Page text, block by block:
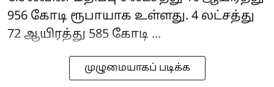
956 கோடி ரூபாயாக உள்ளது. 4 லட்சத்து
72 ஆயிரத்து 585 கோடி ...
முழுமையாகப் படிக்க